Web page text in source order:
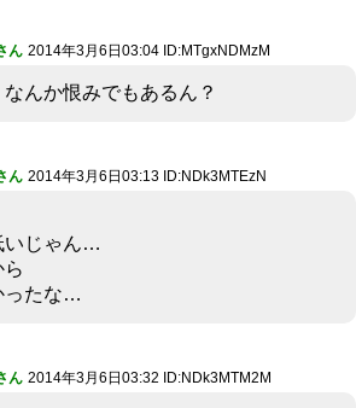
ん 2014年3月6日03:04 ID:MTgxNDMzM
んか恨みでもあるん？
ん 2014年3月6日03:13 ID:NDk3MTEzN
いじゃん…
ったな…
ん 2014年3月6日03:32 ID:NDk3MTM2M